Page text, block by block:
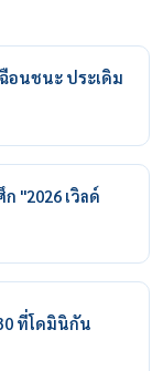
อนชนะ ประเดิม
"2026 เวิลด์
ที่โดมินิกัน